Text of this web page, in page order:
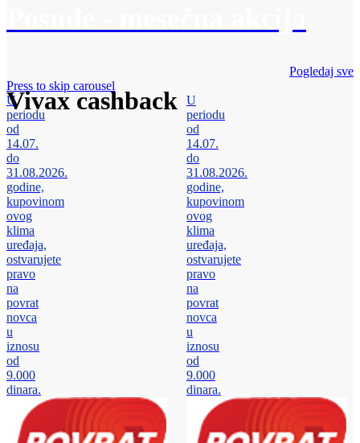
Vivax cashback
Pogledaj sve
Press to skip carousel
U
periodu
od
14.07.
do
31.08.2026.
godine,
kupovinom
ovog
klima
uređaja,
ostvarujete
pravo
na
povrat
novca
u
iznosu
od
9.000
dinara.
U
periodu
od
14.07.
do
31.08.2026.
godine,
kupovinom
ovog
klima
uređaja,
ostvarujete
pravo
na
povrat
novca
u
iznosu
od
9.000
dinara.